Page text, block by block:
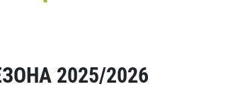
2025/2026